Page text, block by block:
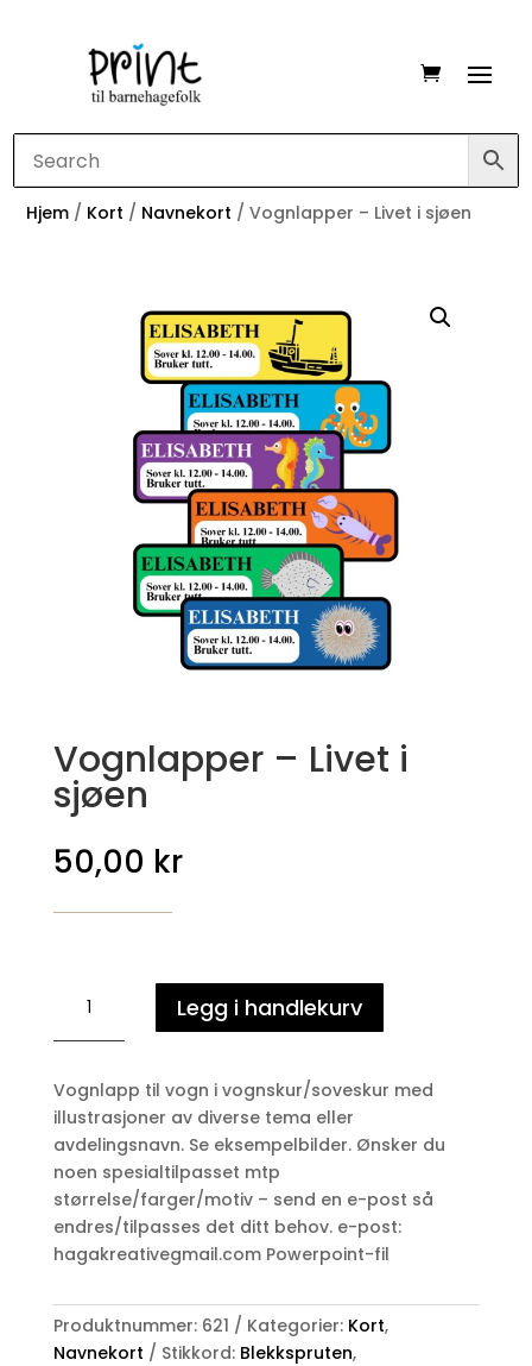
Hjem / Kort / Navnekort / Vognlapper – Livet i sjøen
Vognlapper – Livet i
sjøen
50,00 kr
Vognlapper
Livet
sjøen
antall
Legg i handlekurv
Vognlapp til vogn i vognskur/soveskur med
illustrasjoner av diverse tema eller
avdelingsnavn. Se eksempelbilder. Ønsker du
noen spesialtilpasset mtp
størrelse/farger/motiv – send en e-post så
endres/tilpasses det ditt behov. e-post:
hagakreativegmail.com Powerpoint-fil
Produktnummer: 621 Kategorier: Kort,
Navnekort
Stikkord: Blekkspruten,